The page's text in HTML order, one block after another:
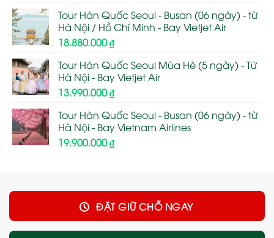
Tour Hàn Quốc Seoul - Busan (06 ngày) - từ
Hà Nội / Hồ Chí Minh - Bay Vietjet Air
18.880.000₫
Tour Hàn Quốc Seoul Mùa Hè (5 ngày) - Từ
Hà Nội - Bay Vietjet Air
13.990.000₫
Tour Hàn Quốc Seoul - Busan (06 ngày) - từ
Hà Nội - Bay Vietnam Airlines
19.900.000₫
ĐẶT GIỮ CHỖ NGAY